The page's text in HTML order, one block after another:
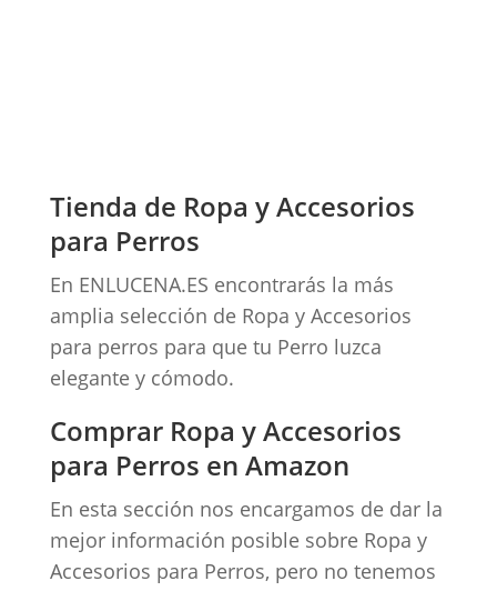
Tienda de Ropa y Accesorios
para Perros
En ENLUCENA.ES encontrarás la más
amplia selección de Ropa y Accesorios
para perros para que tu Perro luzca
elegante y cómodo.
Comprar Ropa y Accesorios
para Perros en Amazon
En esta sección nos encargamos de dar la
mejor información posible sobre Ropa y
Accesorios para Perros, pero no tenemos